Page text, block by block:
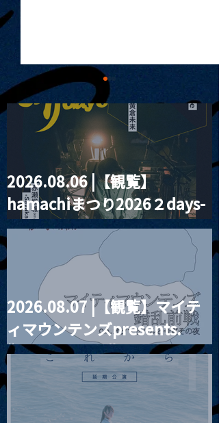
2026.01.04 |【観覧】ヤ
マトパンクス
Live&Talk『酔心新年
会-2026良心宴-』
2026.08.06 |【観覧】
hamachiまつり2026２days-
月見ル君想フ編②
2026.08.07 |【観覧】マイテ
ィマウンテンズpresents.
“HALL-IN-ONE”